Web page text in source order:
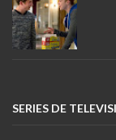
SERIES DE